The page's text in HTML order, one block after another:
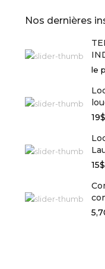
Nos dernières
le
19$
15$